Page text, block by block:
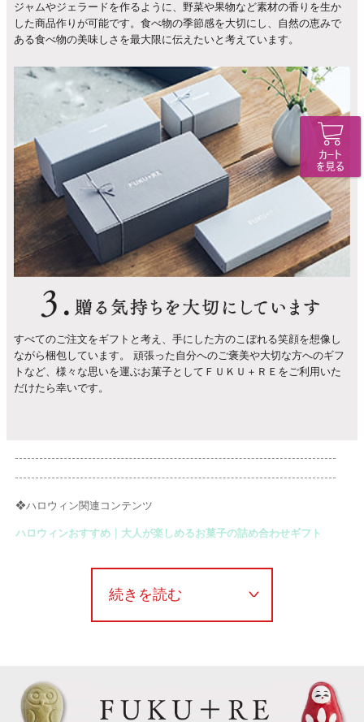
ジャムやジェラードを作るように、野菜や果物など素材の香りを生か
した商品作りが可能です。食べ物の季節感を大切にし、自然の恵みで
ある食べ物の美味しさを最大限に伝えたいと考えています。
すべてのご注文をギフトと考え、手にした方のこぼれる笑顔を想像し
ながら梱包しています。 頑張った自分へのご褒美や大切な方へのギフ
トなど、様々な思いを運ぶお菓子としてＦＵＫＵ＋ＲＥをご利用いた
だけたら幸いです。
❖ハロウィン関連コンテンツ
ハロウィンおすすめ｜大人が楽しめるお菓子の詰め合わせギフト
なぜハロウィンにお菓子を配るの？大人にも子供にも、配る用で気
をつけたいおすすめポイント